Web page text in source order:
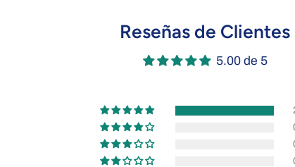
Reseñas de Clientes
5.00 de 5